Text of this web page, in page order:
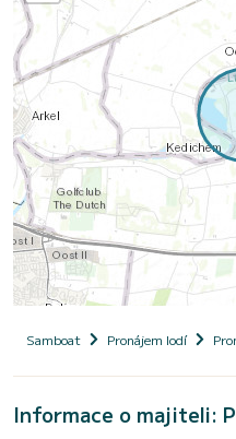
Samboat Pronájem lodí
Informace o majiteli: